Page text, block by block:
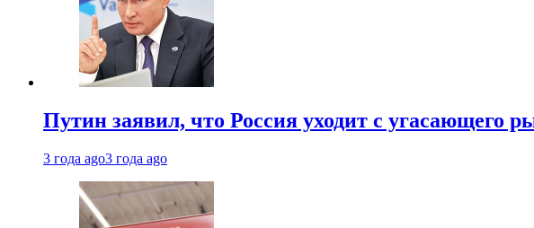
Путин заявил, что Россия уходит с угасающего
3 года ago3 года ago